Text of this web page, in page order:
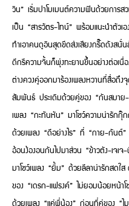
วิน” เริ่มปาโมเมนต์ความฟินด้วยการ
เป็น “สารวัตร-ไทน์” พร้อมแนะนำตัวเ
ทำเอาคนดูอินสุดขีดส่งเสียงกรี๊ดดังส
ดีกรีความจิ้นก็พุ่งทะยานขึ้นอย่างต่อเ
ต่างควงคู่ออกมาร้องเพลงหวานที่สื่อถึง
สัมพันธ์ ประเดิมด้วยคู่ของ “กันสมาย
เพลง “กะทันหัน” มาโชว์ความน่ารักกุ๊
ด้วยเพลง “ดีอย่างไร” ที่ “กาย-กันต์”
อ้อนง้องอนกันไปมาส่วน “ข้าวตัง-เจเ
มาโชว์เพลง “ยิ้ม” ด้วยลีลาน่ารักสดใ
ของ “เดรก-แฟรงค์” ไม่ยอมน้อยหน้า
ด้วยเพลง “แค่พี่น้อง” ก่อนที่คู่ของ “